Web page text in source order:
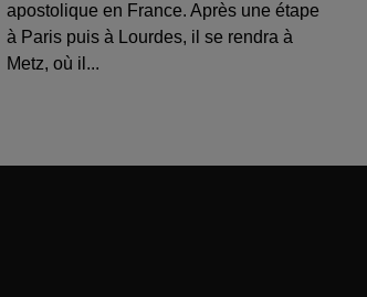
apostolique en France. Après une étape
à Paris puis à Lourdes, il se rendra à
Metz, où il...